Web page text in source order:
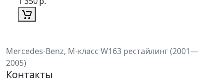
Mercedes-Benz, M-класс W163 рестайлинг (2001—
2005)
Контакты